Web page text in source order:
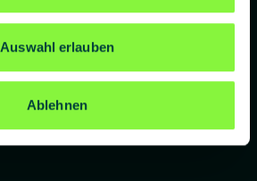
Auswahl erlauben
Ablehnen